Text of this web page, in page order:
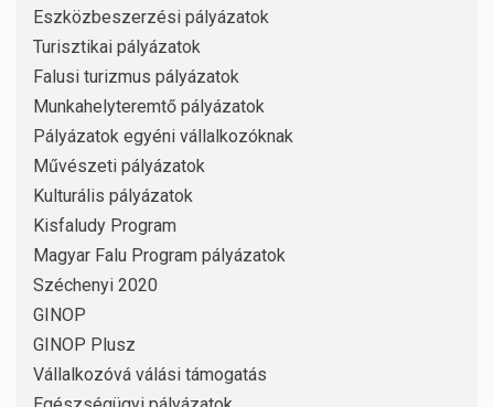
Eszközbeszerzési pályázatok
Turisztikai pályázatok
Falusi turizmus pályázatok
Munkahelyteremtő pályázatok
Pályázatok egyéni vállalkozóknak
Művészeti pályázatok
Kulturális pályázatok
Kisfaludy Program
Magyar Falu Program pályázatok
Széchenyi 2020
GINOP
GINOP Plusz
Vállalkozóvá válási támogatás